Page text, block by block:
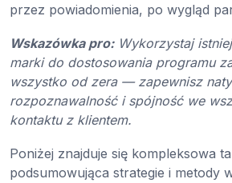
przez powiadomienia, po wygląd
Wskazówka pro: Wykorzystaj
marki do dostosowania programu
wszystko od zera — zapewnisz
rozpoznawalność i spójność we
kontaktu z klientem.
Poniżej znajduje się kompleksowa
podsumowująca strategie i metody